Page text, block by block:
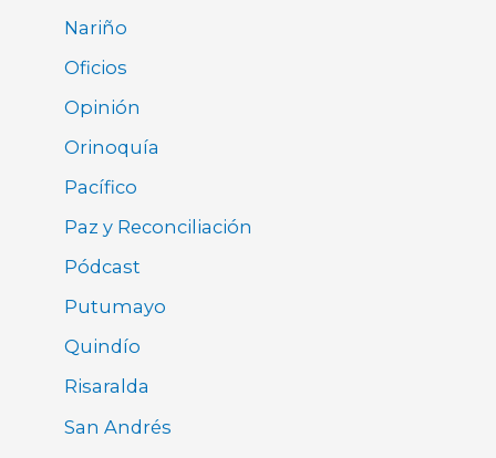
Nariño
Oficios
Opinión
Orinoquía
Pacífico
Paz y Reconciliación
Pódcast
Putumayo
Quindío
Risaralda
San Andrés